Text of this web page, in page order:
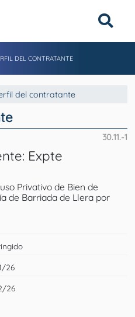
DEL CONTRATANTE
del contratante
30.11.-1
Expte
Privativo de Bien de
de Barriada de Llera por
26
26